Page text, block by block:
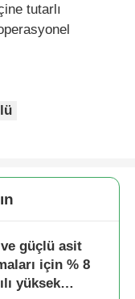
tutarlı
ve güçlü asit
için % 8
yüksek